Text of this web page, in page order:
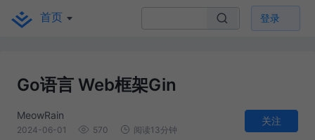
首页 登录
Go语言 Web框架Gin
MeowRain
2024-06-01 570 阅读13分钟
关注